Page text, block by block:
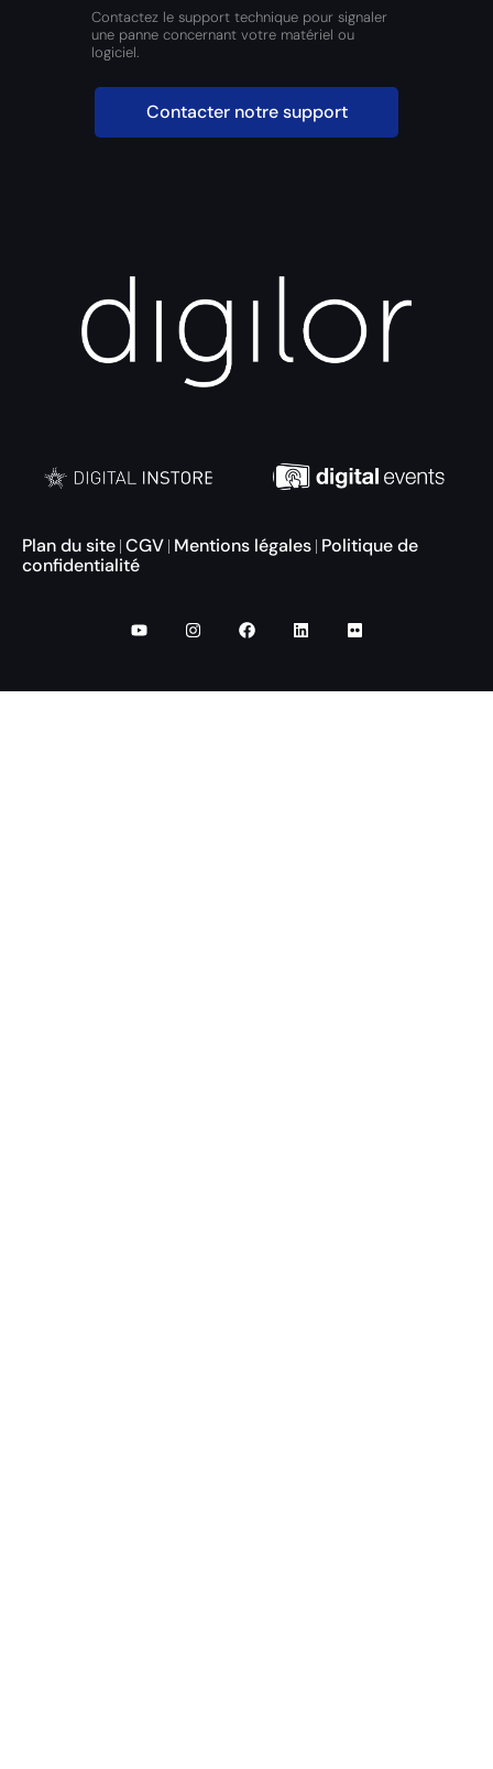
Contactez le support technique pour signaler
une panne concernant votre matériel ou
logiciel.
Contacter notre support
Plan du site | CGV | Mentions légales | Politique de
confidentialité